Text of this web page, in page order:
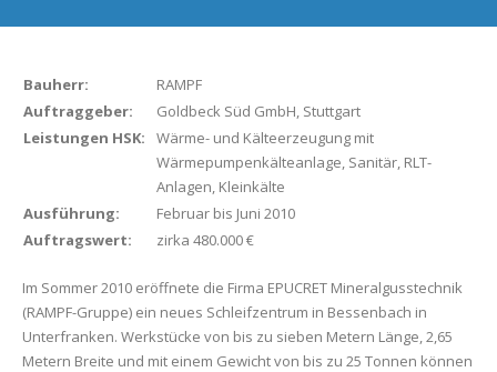
Bauherr:
RAMPF
Auftraggeber:
Goldbeck Süd GmbH, Stuttgart
Leistungen HSK:
Wärme- und Kälteerzeugung mit
Wärmepumpenkälteanlage, Sanitär, RLT-
Anlagen, Kleinkälte
Ausführung:
Februar bis Juni 2010
Auftragswert:
zirka 480.000 €
Im Sommer 2010 eröffnete die Firma EPUCRET Mineralgusstechnik
(RAMPF-Gruppe) ein neues Schleifzentrum in Bessenbach in
Unterfranken. Werkstücke von bis zu sieben Metern Länge, 2,65
Metern Breite und mit einem Gewicht von bis zu 25 Tonnen können